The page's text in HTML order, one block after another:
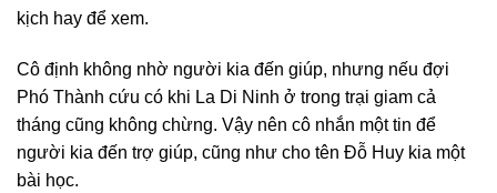
kịch hay để xem.
Cô định không nhờ người kia đến giúp, nhưng nếu đợi
Phó Thành cứu có khi La Di Ninh ở trong trại giam cả
tháng cũng không chừng. Vậy nên cô nhắn một tin để
người kia đến trợ giúp, cũng như cho tên Đỗ Huy kia một
bài học.